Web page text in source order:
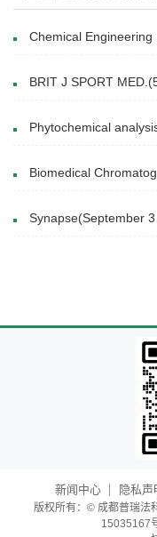
Chemical Engineering Research and Design(13 May 2022)
BRIT J SPORT MED.(5.7
Phytochemical analysis(29 JUL
Biomedical Chromatography(24 April 2020)
Synapse(September 30, 2018)
新闻中心 隐私声
版权所有：© 成都普瑞法
15035167